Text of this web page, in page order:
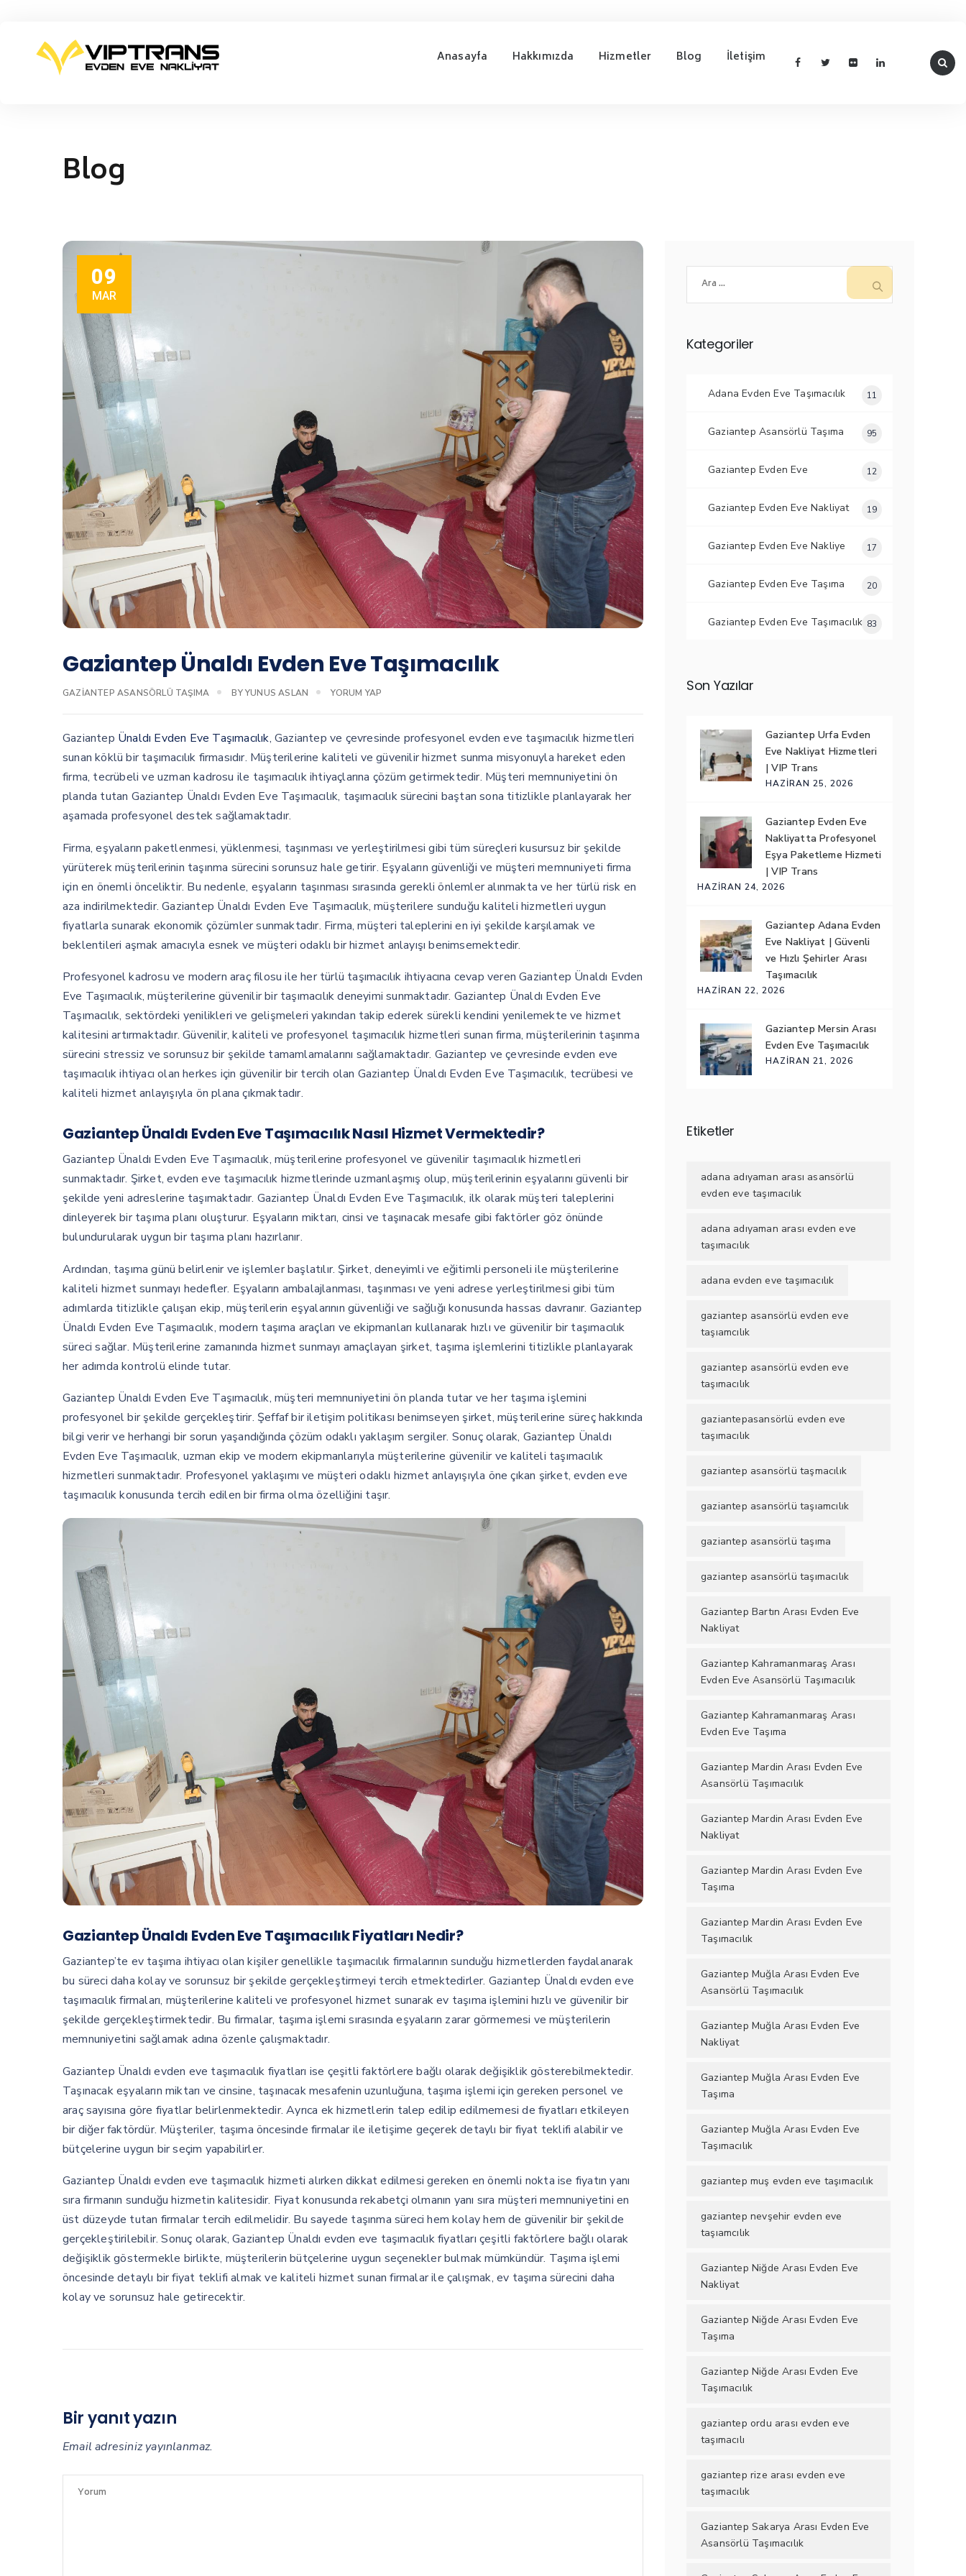
Anasayfa Hakkımızda Hizmetler Blog İletişim
Blog
09
MAR
Gaziantep Ünaldı Evden Eve Taşımacılık
GAZIANTEP ASANSÖRLÜ TAŞIMA BYYUNUS ASLAN YORUM YAP
Gaziantep Ünaldı Evden Eve Taşımacılık, Gaziantep ve çevresinde profesyonel evden eve taşımacılık hizmetleri
sunan köklü bir taşımacılık firmasıdır. Müşterilerine kaliteli ve güvenilir hizmet sunma misyonuyla hareket eden
firma, tecrübeli ve uzman kadrosu ile taşımacılık ihtiyaçlarına çözüm getirmektedir. Müşteri memnuniyetini ön
planda tutan Gaziantep Ünaldı Evden Eve Taşımacılık, taşımacılık sürecini baştan sona titizlikle planlayarak her
aşamada profesyonel destek sağlamaktadır.
Firma, eşyaların paketlenmesi, yüklenmesi, taşınması ve yerleştirilmesi gibi tüm süreçleri kusursuz bir şekilde
yürüterek müşterilerinin taşınma sürecini sorunsuz hale getirir. Eşyaların güvenliği ve müşteri memnuniyeti firma
için en önemli önceliktir. Bu nedenle, eşyaların taşınması sırasında gerekli önlemler alınmakta ve her türlü risk en
aza indirilmektedir. Gaziantep Ünaldı Evden Eve Taşımacılık, müşterilere sunduğu kaliteli hizmetleri uygun
fiyatlarla sunarak ekonomik çözümler sunmaktadır. Firma, müşteri taleplerini en iyi şekilde karşılamak ve
beklentileri aşmak amacıyla esnek ve müşteri odaklı bir hizmet anlayışı benimsemektedir.
Profesyonel kadrosu ve modern araç filosu ile her türlü taşımacılık ihtiyacına cevap veren Gaziantep Ünaldı Evden
Eve Taşımacılık, müşterilerine güvenilir bir taşımacılık deneyimi sunmaktadır. Gaziantep Ünaldı Evden Eve
Taşımacılık, sektördeki yenilikleri ve gelişmeleri yakından takip ederek sürekli kendini yenilemekte ve hizmet
kalitesini artırmaktadır. Güvenilir, kaliteli ve profesyonel taşımacılık hizmetleri sunan firma, müşterilerinin taşınma
sürecini stressiz ve sorunsuz bir şekilde tamamlamalarını sağlamaktadır. Gaziantep ve çevresinde evden eve
taşımacılık ihtiyacı olan herkes için güvenilir bir tercih olan Gaziantep Ünaldı Evden Eve Taşımacılık, tecrübesi ve
kaliteli hizmet anlayışıyla ön plana çıkmaktadır.
Gaziantep Ünaldı Evden Eve Taşımacılık Nasıl Hizmet Vermektedir?
Gaziantep Ünaldı Evden Eve Taşımacılık, müşterilerine profesyonel ve güvenilir taşımacılık hizmetleri
sunmaktadır. Şirket, evden eve taşımacılık hizmetlerinde uzmanlaşmış olup, müşterilerinin eşyalarını güvenli bir
şekilde yeni adreslerine taşımaktadır. Gaziantep Ünaldı Evden Eve Taşımacılık, ilk olarak müşteri taleplerini
dinleyerek bir taşıma planı oluşturur. Eşyaların miktarı, cinsi ve taşınacak mesafe gibi faktörler göz önünde
bulundurularak uygun bir taşıma planı hazırlanır.
Ardından, taşıma günü belirlenir ve işlemler başlatılır. Şirket, deneyimli ve eğitimli personeli ile müşterilerine
kaliteli hizmet sunmayı hedefler. Eşyaların ambalajlanması, taşınması ve yeni adrese yerleştirilmesi gibi tüm
adımlarda titizlikle çalışan ekip, müşterilerin eşyalarının güvenliği ve sağlığı konusunda hassas davranır. Gaziantep
Ünaldı Evden Eve Taşımacılık, modern taşıma araçları ve ekipmanları kullanarak hızlı ve güvenilir bir taşımacılık
süreci sağlar. Müşterilerine zamanında hizmet sunmayı amaçlayan şirket, taşıma işlemlerini titizlikle planlayarak
her adımda kontrolü elinde tutar.
Gaziantep Ünaldı Evden Eve Taşımacılık, müşteri memnuniyetini ön planda tutar ve her taşıma işlemini
profesyonel bir şekilde gerçekleştirir. Şeffaf bir iletişim politikası benimseyen şirket, müşterilerine süreç hakkında
bilgi verir ve herhangi bir sorun yaşandığında çözüm odaklı yaklaşım sergiler. Sonuç olarak, Gaziantep Ünaldı
Evden Eve Taşımacılık, uzman ekip ve modern ekipmanlarıyla müşterilerine güvenilir ve kaliteli taşımacılık
hizmetleri sunmaktadır. Profesyonel yaklaşımı ve müşteri odaklı hizmet anlayışıyla öne çıkan şirket, evden eve
taşımacılık konusunda tercih edilen bir firma olma özelliğini taşır.
Gaziantep Ünaldı Evden Eve Taşımacılık Fiyatları Nedir?
Gaziantep’te ev taşıma ihtiyacı olan kişiler genellikle taşımacılık firmalarının sunduğu hizmetlerden faydalanarak
bu süreci daha kolay ve sorunsuz bir şekilde gerçekleştirmeyi tercih etmektedirler. Gaziantep Ünaldı evden eve
taşımacılık firmaları, müşterilerine kaliteli ve profesyonel hizmet sunarak ev taşıma işlemini hızlı ve güvenilir bir
şekilde gerçekleştirmektedir. Bu firmalar, taşıma işlemi sırasında eşyaların zarar görmemesi ve müşterilerin
memnuniyetini sağlamak adına özenle çalışmaktadır.
Gaziantep Ünaldı evden eve taşımacılık fiyatları ise çeşitli faktörlere bağlı olarak değişiklik gösterebilmektedir.
Taşınacak eşyaların miktarı ve cinsine, taşınacak mesafenin uzunluğuna, taşıma işlemi için gereken personel ve
araç sayısına göre fiyatlar belirlenmektedir. Ayrıca ek hizmetlerin talep edilip edilmemesi de fiyatları etkileyen
bir diğer faktördür. Müşteriler, taşıma öncesinde firmalar ile iletişime geçerek detaylı bir fiyat teklifi alabilir ve
bütçelerine uygun bir seçim yapabilirler.
Gaziantep Ünaldı evden eve taşımacılık hizmeti alırken dikkat edilmesi gereken en önemli nokta ise fiyatın yanı
sıra firmanın sunduğu hizmetin kalitesidir. Fiyat konusunda rekabetçi olmanın yanı sıra müşteri memnuniyetini en
üst düzeyde tutan firmalar tercih edilmelidir. Bu sayede taşınma süreci hem kolay hem de güvenilir bir şekilde
gerçekleştirilebilir. Sonuç olarak, Gaziantep Ünaldı evden eve taşımacılık fiyatları çeşitli faktörlere bağlı olarak
değişiklik göstermekle birlikte, müşterilerin bütçelerine uygun seçenekler bulmak mümkündür. Taşıma işlemi
öncesinde detaylı bir fiyat teklifi almak ve kaliteli hizmet sunan firmalar ile çalışmak, ev taşıma sürecini daha
kolay ve sorunsuz hale getirecektir.
Bir yanıt yazın
Email adresiniz yayınlanmaz.
Kategoriler
Adana Evden Eve Taşımacılık 11
Gaziantep Asansörlü Taşıma 95
Gaziantep Evden Eve 12
Gaziantep Evden Eve Nakliyat 19
Gaziantep Evden Eve Nakliye 17
Gaziantep Evden Eve Taşıma 20
Gaziantep Evden Eve Taşımacılık 83
Son Yazılar
Gaziantep Urfa Evden
Eve Nakliyat Hizmetleri
| VIP Trans
HAZIRAN 25, 2026
Gaziantep Evden Eve
Nakliyatta Profesyonel
Eşya Paketleme Hizmeti
| VIP Trans
HAZIRAN 24, 2026
Gaziantep Adana Evden
Eve Nakliyat | Güvenli
ve Hızlı Şehirler Arası
Taşımacılık
HAZIRAN 22, 2026
Gaziantep Mersin Arası
Evden Eve Taşımacılık
HAZIRAN 21, 2026
Etiketler
adana adıyaman arası asansörlü
evden eve taşımacılık
adana adıyaman arası evden eve
taşımacılık
adana evden eve taşımacılık
gaziantep asansörlü evden eve
taşıamcılık
gaziantep asansörlü evden eve
taşımacılık
gaziantepasansörlü evden eve
taşımacılık
gaziantep asansörlü taşmacılık
gaziantep asansörlü taşıamcılık
gaziantep asansörlü taşıma
gaziantep asansörlü taşımacılık
Gaziantep Bartın Arası Evden Eve
Nakliyat
Gaziantep Kahramanmaraş Arası
Evden Eve Asansörlü Taşımacılık
Gaziantep Kahramanmaraş Arası
Evden Eve Taşıma
Gaziantep Mardin Arası Evden Eve
Asansörlü Taşımacılık
Gaziantep Mardin Arası Evden Eve
Nakliyat
Gaziantep Mardin Arası Evden Eve
Taşıma
Gaziantep Mardin Arası Evden Eve
Taşımacılık
Gaziantep Muğla Arası Evden Eve
Asansörlü Taşımacılık
Gaziantep Muğla Arası Evden Eve
Nakliyat
Gaziantep Muğla Arası Evden Eve
Taşıma
Gaziantep Muğla Arası Evden Eve
Taşımacılık
gaziantep muş evden eve taşımacılık
gaziantep nevşehir evden eve
taşıamcılık
Gaziantep Niğde Arası Evden Eve
Nakliyat
Gaziantep Niğde Arası Evden Eve
Taşıma
Gaziantep Niğde Arası Evden Eve
Taşımacılık
gaziantep ordu arası evden eve
taşımacılı
gaziantep rize arası evden eve
taşımacılık
Gaziantep Sakarya Arası Evden Eve
Asansörlü Taşımacılık